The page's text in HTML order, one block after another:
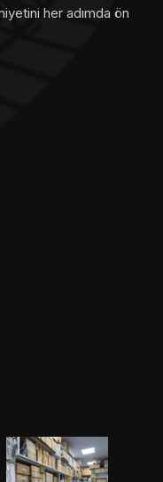
her adımda ön